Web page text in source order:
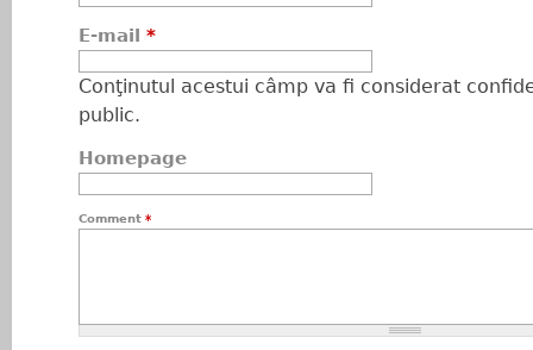
E-mail *
Conţinutul acestui câmp va fi considerat
public.
Homepage
Comment *